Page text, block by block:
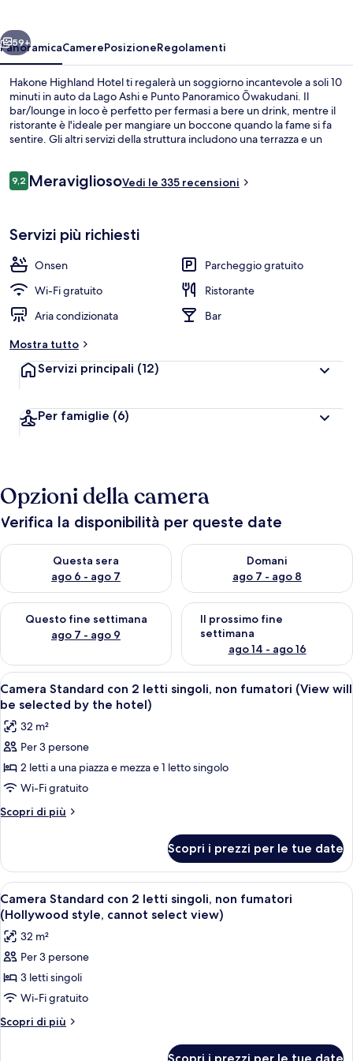
Avanti
59+
PanoramicaCamerePosizioneRegolamenti
Hakone Highland Hotel ti regalerà un soggiorno incantevole a soli 10
minuti in auto da Lago Ashi e Punto Panoramico Ōwakudani. Il
bar/lounge in loco è perfetto per fermasi a bere un drink, mentre il
ristorante è l'ideale per mangiare un boccone quando la fame si fa
sentire. Gli altri servizi della struttura includono una terrazza e un
Recensioni
9,29,2 su 10
MeravigliosoVedi le 335 recensioni
Servizi più richiesti
Onsen
Parcheggio gratuito
Wi-Fi gratuito
Ristorante
Aria condizionata
Bar
Mostra tutto
Servizi principali (12)
Per famiglie (6)
Opzioni della camera
Verifica la disponibilità per queste date
Questa sera
ago 6 - ago 7
Verifica la disponibilità per questa sera, ago 6 - ago 7
Domani
ago 7 - ago 8
Verifica la disponibilità per
Questo fine settimana
ago 7 - ago 9
Verifica la disponibilità per questo fine settimana, ago 7 - ago
Il prossimo fine
settimana
ago 14 - ago 16
Verifica la disponibilità per il
Apri
tutte
le
foto
per
Camera
Standard
con
singoli,
non
fumatori
(View
will
be
selected
by
the
hotel)
Camera d'albergo con due letti, una
6
Camera Standard con 2 letti singoli, non fumatori (View will
be selected by the hotel)
32 m²
Per 3 persone
2 letti a una piazza e mezza e 1 letto singolo
Wi-Fi gratuito
Scopri di più
Altri
Standard
con
2
letti
singoli,
non
fumatori
will
be
by
Scopri i prezzi per le tue date
Apri
tutte
le
foto
per
Camera
Standard
con
Camera d'albergo con due letti, una
5
Camera Standard con 2 letti singoli, non fumatori
(Hollywood style, cannot select view)
32 m²
Per 3 persone
3 letti singoli
Wi-Fi gratuito
Scopri di più
Altri